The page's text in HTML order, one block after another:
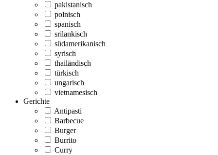
pakistanisch
polnisch
spanisch
srilankisch
südamerikanisch
syrisch
thailändisch
türkisch
ungarisch
vietnamesisch
Gerichte
Antipasti
Barbecue
Burger
Burrito
Curry